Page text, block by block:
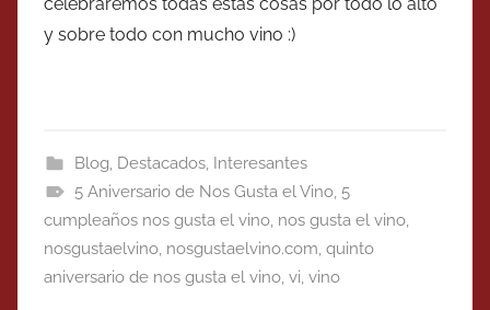
y sobre todo con mucho vino :)
Blog, Destacados, Interesantes
5 Aniversario de Nos Gusta el Vino, 5
cumpleaños nos gusta el vino, nos gusta el vino,
nosgustaelvino, nosgustaelvino.com, quinto
aniversario de nos gusta el vino, vi, vino